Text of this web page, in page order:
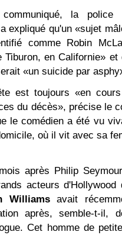
la
expliqué qu'un «sujet
comme Robin
Tiburon, en Californie»
«un suicide par
est toujours «en
du décès», précise le
le comédien a été vu
où il vit avec sa
après Philip
acteurs
Williamsavait
après, semble-t-il,
Cet homme de